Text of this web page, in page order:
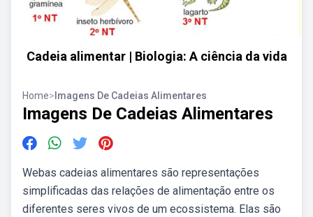
Cadeia alimentar | Biologia: A ciência da vida
Home> Imagens De Cadeias Alimentares
Imagens De Cadeias Alimentares
Webas cadeias alimentares são representações
simplificadas das relações de alimentação entre os
diferentes seres vivos de um ecossistema. Elas são